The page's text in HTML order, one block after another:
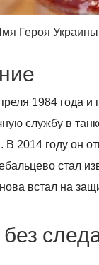
Героя
1984 года
службу в
В 2014 году он
стал
встал на